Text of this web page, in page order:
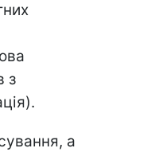
з
а